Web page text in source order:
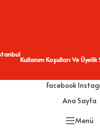
Kullanım Koşulları Ve
Facebook
Ana Sayfa
Menü